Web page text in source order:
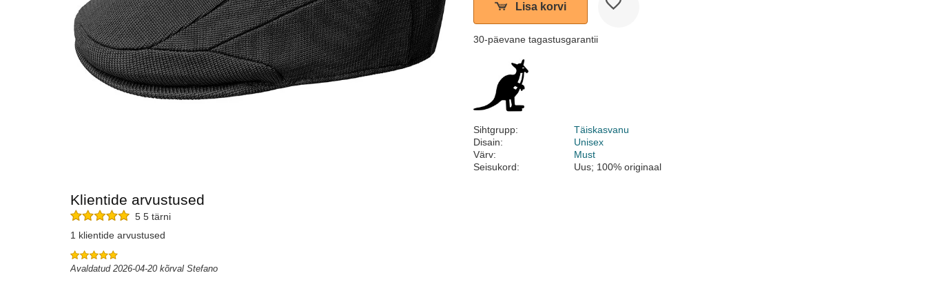
Lisa korvi
30-päevane tagastusgarantii
Sihtgrupp:
Täiskasvanu
Disain:
Unisex
Värv:
Must
Seisukord:
Uus; 100% originaal
Klientide arvustused
5 5 tärni
1 klientide arvustused
Avaldatud 2026-04-20 kõrval Stefano